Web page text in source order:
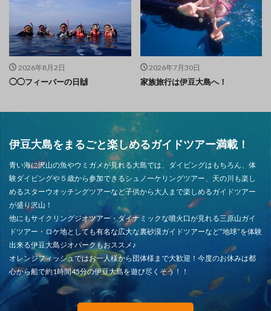
2026年8月2日
◯◯フィーバーの日🙌
2026年7月30日
家族旅行は伊豆大島へ！
伊豆大島をまるごと楽しめるガイドツアー満載！
青い海に沢山の魚やウミガメが見れる大島では、ダイビングはもちろん、体
験ダイビングや５歳から参加できるシュノーケリングツアー、天の川も楽し
めるスターウオッチングツアーなど子供から大人まで楽しめるガイドツアー
が盛り沢山！
他にもサイクリングジオツアー・ダイナミックな噴火口が見れる三原山ガイ
ドツアー・ロケ地としても有名な広大な裏砂漠ガイドツアーなど”地球”を体験
出来る伊豆大島ジオパークもおススメ♪
オレンジフィッシュではお一人様から団体様まで大歓迎！今度のお休みは都
心から船で約1時間45分の伊豆大島を遊び尽くそう！！